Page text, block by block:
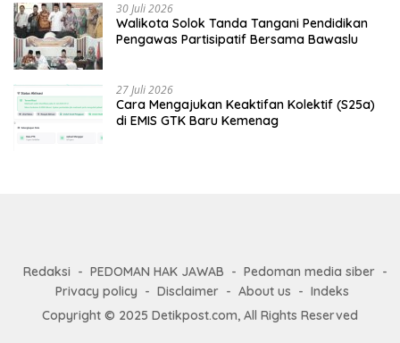
30 Juli 2026
Walikota Solok Tanda Tangani Pendidikan
Pengawas Partisipatif Bersama Bawaslu
27 Juli 2026
Cara Mengajukan Keaktifan Kolektif (S25a)
di EMIS GTK Baru Kemenag
Redaksi PEDOMAN HAK JAWAB
Pedoman media siber
Privacy policy
Disclaimer About us
Indeks
Copyright © 2025 Detikpost.com, All Rights Reserved